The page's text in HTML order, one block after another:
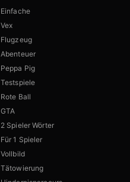
Einfache
Vex
Flugzeug
Abenteuer
Peppa Pig
Testspiele
Rote Ball
GTA
2 Spieler Wörter
Für 1 Spieler
Vollbild
Tätowierung